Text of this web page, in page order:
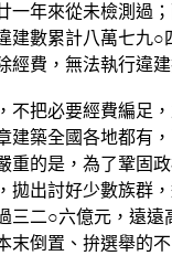
一年來從未檢測過
建數累計八萬七九○
經費，無法執行違建
不把必要經費編足
建築全國各地都有
重的是，為了鞏固政
拋出討好少數族群
三二○六億元，遠遠
末倒置、拚選舉的不